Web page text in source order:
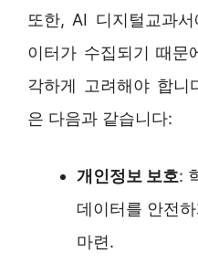
또한, AI 디지털교과
이터가 수집되기 때문
각하게 고려해야 합
은 다음과 같습니다:
개인정보 보호:
데이터를 안전
마련.